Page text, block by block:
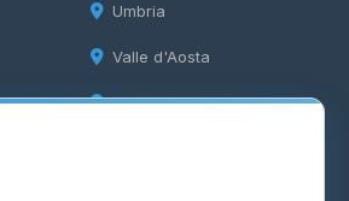
Umbria
Valle d'Aosta
Veneto